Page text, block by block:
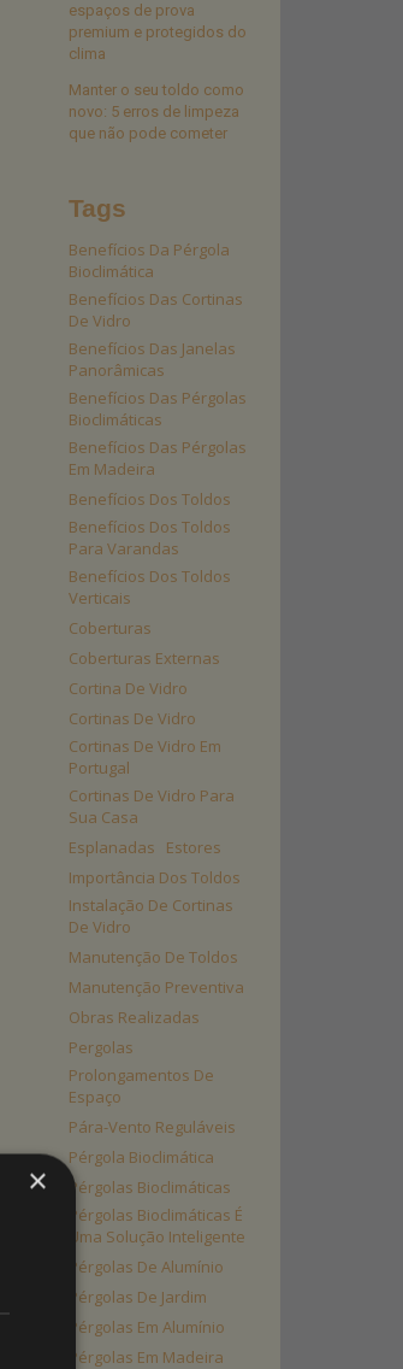
espaços de prova
premium e protegidos do
clima
Manter o seu toldo como
novo: 5 erros de limpeza
que não pode cometer
Tags
Benefícios Da Pérgola
Bioclimática
Benefícios Das Cortinas
De Vidro
Benefícios Das Janelas
Panorâmicas
Benefícios Das Pérgolas
Bioclimáticas
Benefícios Das Pérgolas
Em Madeira
Benefícios Dos Toldos
Benefícios Dos Toldos
Para Varandas
Benefícios Dos Toldos
Verticais
Coberturas
Coberturas Externas
Cortina De Vidro
Cortinas De Vidro
Cortinas De Vidro Em
Portugal
Cortinas De Vidro Para
Sua Casa
Esplanadas
Estores
Importância Dos Toldos
Instalação De Cortinas
De Vidro
Manutenção De Toldos
Manutenção Preventiva
Obras Realizadas
Pergolas
Prolongamentos De
Espaço
Pára-Vento Reguláveis
Pérgola Bioclimática
Pérgolas Bioclimáticas
Pérgolas Bioclimáticas É
Uma Solução Inteligente
Pérgolas De Alumínio
Pérgolas De Jardim
Pérgolas Em Alumínio
Pérgolas Em Madeira
×